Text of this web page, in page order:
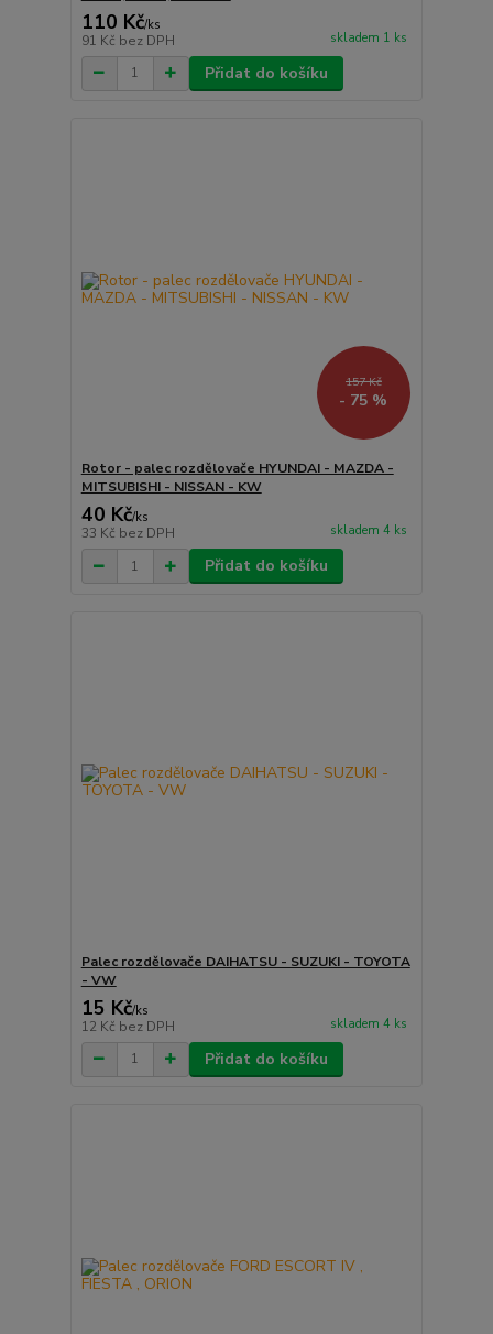
110 Kč/ks
91 Kč bez DPH skladem 1 ks
Přidat do košíku
157 Kč
- 75 %
Rotor - palec rozdělovače HYUNDAI - MAZDA -
MITSUBISHI - NISSAN - KW
40 Kč/ks
33 Kč bez DPH skladem 4 ks
Přidat do košíku
Palec rozdělovače DAIHATSU - SUZUKI - TOYOTA
- VW
15 Kč/ks
12 Kč bez DPH skladem 4 ks
Přidat do košíku